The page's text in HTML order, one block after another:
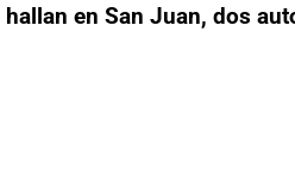
en San Juan, dos